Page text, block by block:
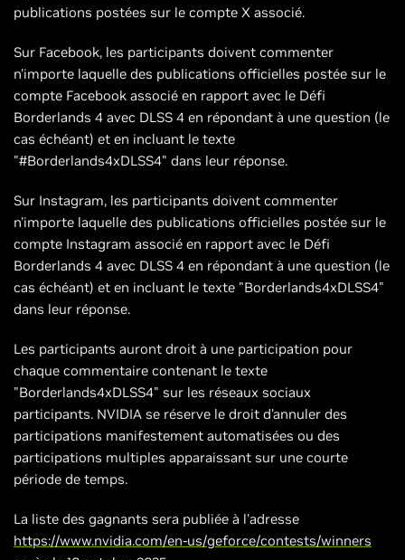
publications postées sur le compte X associé.
Sur Facebook, les participants doivent commenter
n'importe laquelle des publications officielles postée sur le
compte Facebook associé en rapport avec le Défi
Borderlands 4 avec DLSS 4 en répondant à une question (le
cas échéant) et en incluant le texte
"#Borderlands4xDLSS4" dans leur réponse.
Sur Instagram, les participants doivent commenter
n'importe laquelle des publications officielles postée sur le
compte Instagram associé en rapport avec le Défi
Borderlands 4 avec DLSS 4 en répondant à une question (le
cas échéant) et en incluant le texte "Borderlands4xDLSS4"
dans leur réponse.
Les participants auront droit à une participation pour
chaque commentaire contenant le texte
"Borderlands4xDLSS4" sur les réseaux sociaux
participants. NVIDIA se réserve le droit d’annuler des
participations manifestement automatisées ou des
participations multiples apparaissant sur une courte
période de temps.
La liste des gagnants sera publiée à l'adresse
https://www.nvidia.com/en-us/geforce/contests/winners